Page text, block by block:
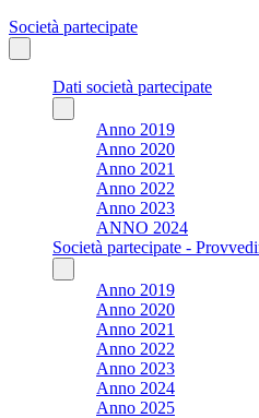
Società partecipate
Dati società partecipate
Anno 2019
Anno 2020
Anno 2021
Anno 2022
Anno 2023
ANNO 2024
Società partecipate -
Anno 2019
Anno 2020
Anno 2021
Anno 2022
Anno 2023
Anno 2024
Anno 2025